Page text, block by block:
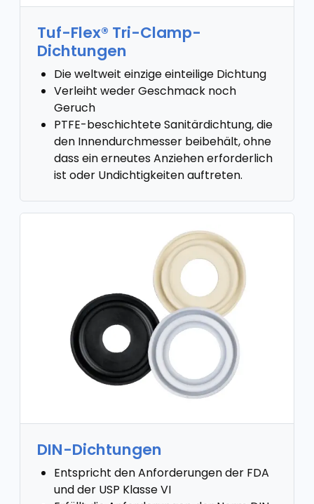
Tuf-Flex® Tri-Clamp-
Dichtungen
Die weltweit einzige einteilige Dichtung
Verleiht weder Geschmack noch
Geruch
PTFE-beschichtete Sanitärdichtung, die
den Innendurchmesser beibehält, ohne
dass ein erneutes Anziehen erforderlich
ist oder Undichtigkeiten auftreten.
DIN-Dichtungen
Entspricht den Anforderungen der FDA
und der USP Klasse VI